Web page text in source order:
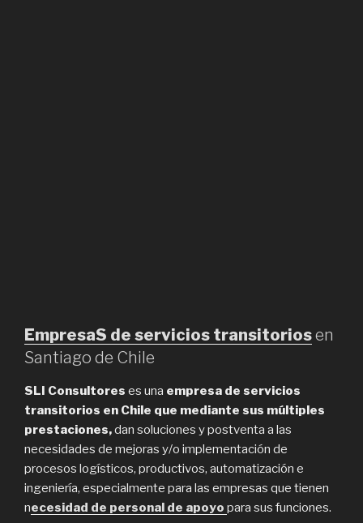
EmpresaS de servicios transitoriosen
Santiago de Chile
SLI Consultores es una empresa de servicios
transitorios en Chile que mediante sus múltiples
prestaciones,dan soluciones y postventa a las
necesidades de mejoras y/o implementación de
procesos logísticos, productivos, automatización e
ingeniería, especialmente para las empresas que tienen
necesidad de personal de apoyo para sus funciones.